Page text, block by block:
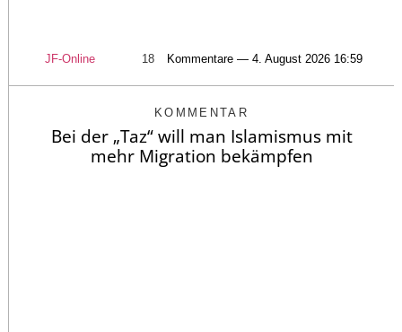
JF-Online 18 Kommentare — 4. August 2026 16:59
KOMMENTAR
Bei der „Taz“ will man Islamismus mit
mehr Migration bekämpfen